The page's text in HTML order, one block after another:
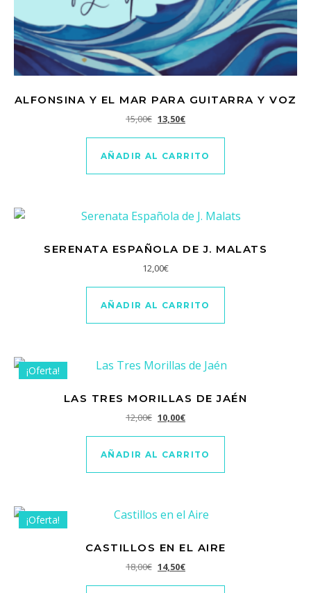
ALFONSINA Y EL MAR PARA GUITARRA Y VOZ
15,00€ El precio original era: 15,00€.
13,50€El precio actual es: 13,50€.
AÑADIR AL CARRITO
SERENATA ESPAÑOLA DE J. MALATS
12,00€
AÑADIR AL CARRITO
¡Oferta!
LAS TRES MORILLAS DE JAÉN
12,00€ El precio original era: 12,00€.
10,00€El precio actual es: 10,00€.
AÑADIR AL CARRITO
¡Oferta!
CASTILLOS EN EL AIRE
18,00€ El precio original era: 18,00€.
14,50€El precio actual es: 14,50€.